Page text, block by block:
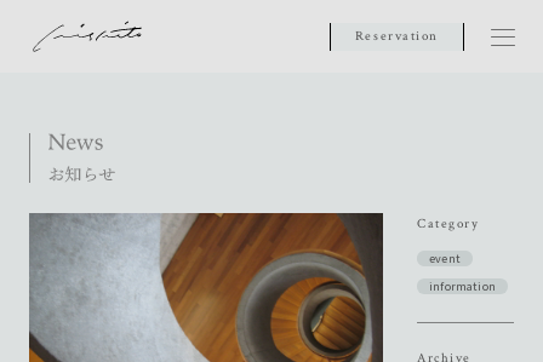
Reservation
Category
event
information
Archive